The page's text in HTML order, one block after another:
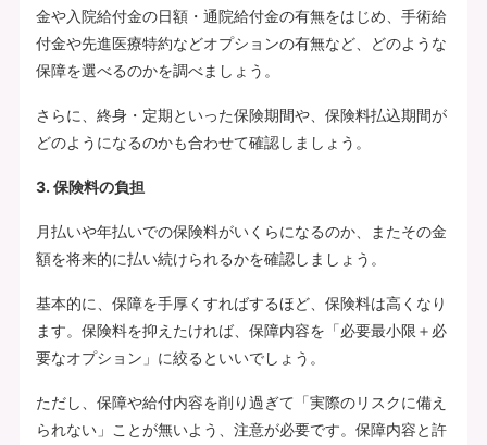
金や入院給付金の日額・通院給付金の有無をはじめ、手術給
付金や先進医療特約などオプションの有無など、どのような
保障を選べるのかを調べましょう。
さらに、終身・定期といった保険期間や、保険料払込期間が
どのようになるのかも合わせて確認しましょう。
3. 保険料の負担
月払いや年払いでの保険料がいくらになるのか、またその金
額を将来的に払い続けられるかを確認しましょう。
基本的に、保障を手厚くすればするほど、保険料は高くなり
ます。保険料を抑えたければ、保障内容を「必要最小限＋必
要なオプション」に絞るといいでしょう。
ただし、保障や給付内容を削り過ぎて「実際のリスクに備え
られない」ことが無いよう、注意が必要です。保障内容と許